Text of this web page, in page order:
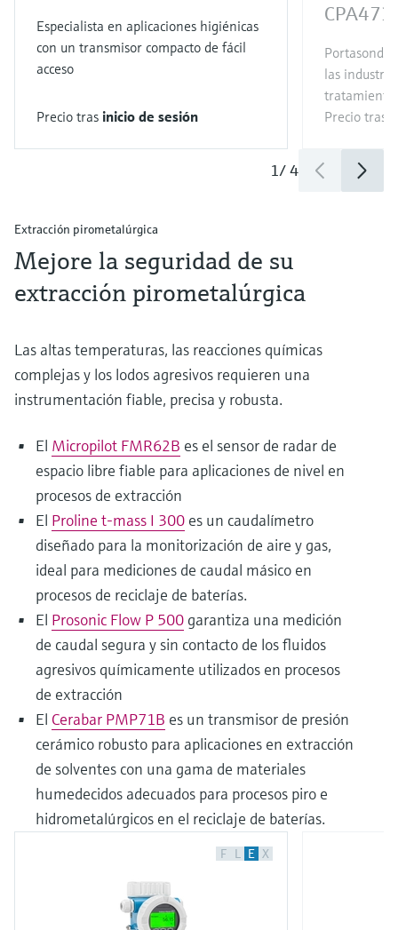
Especialista en aplicaciones higiénicas
con un transmisor compacto de fácil
acceso
Precio tras inicio de sesión
CPA473
las
tratamiento
Precio tras
1/4
Extracción pirometalúrgica
Mejore la seguridad de su
extracción pirometalúrgica
Las altas temperaturas, las reacciones químicas
complejas y los lodos agresivos requieren una
instrumentación fiable, precisa y robusta.
El Micropilot FMR62B es el sensor de radar de
espacio libre fiable para aplicaciones de nivel en
procesos de extracción
El Proline t-mass I 300 es un caudalímetro
diseñado para la monitorización de aire y gas,
ideal para mediciones de caudal másico en
procesos de reciclaje de baterías.
El Prosonic Flow P 500 garantiza una medición
de caudal segura y sin contacto de los fluidos
agresivos químicamente utilizados en procesos
de extracción
El Cerabar PMP71B es un transmisor de presión
cerámico robusto para aplicaciones en extracción
de solventes con una gama de materiales
humedecidos adecuados para procesos piro e
hidrometalúrgicos en el reciclaje de baterías.
F L E X